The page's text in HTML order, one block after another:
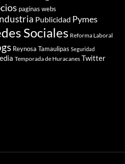
paginas webs
Publicidad Pymes
Sociales Reforma Laboral
Reynosa Tamaulipas Seguridad
Temporada de Huracanes Twitter